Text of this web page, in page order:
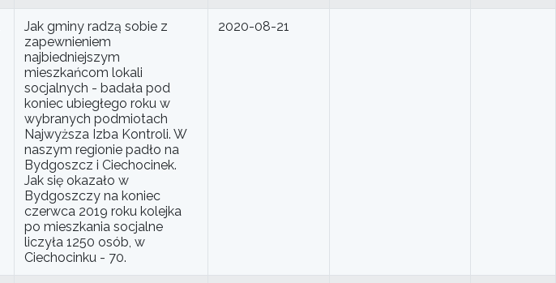
Jak gminy radzą sobie z
zapewnieniem
najbiedniejszym
mieszkańcom lokali
socjalnych - badała pod
koniec ubiegłego roku w
wybranych podmiotach
Najwyższa Izba Kontroli. W
naszym regionie padło na
Bydgoszcz i Ciechocinek.
Jak się okazało w
Bydgoszczy na koniec
czerwca 2019 roku kolejka
po mieszkania socjalne
liczyła 1250 osób, w
Ciechocinku - 70.
2020-08-21